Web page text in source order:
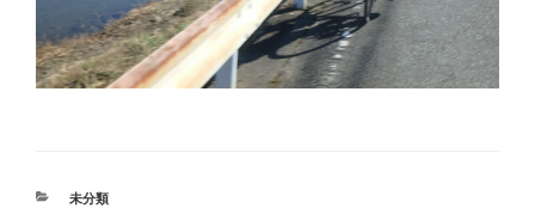
カ
未分類